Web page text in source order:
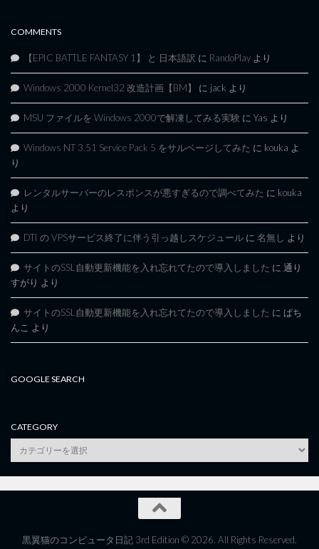
COMMENTS
【EPIC BATTLE FANTASY 1】 と 日本語訳 に RandoPlay より
Windows 2000 Kernel32 改造計画【BM】 に jack より
MSU ファイルを Windows 2000で解凍してみる実験 に Yas より
Windows NT 3.51 Service Pack 5 をサルベージしてみた に kouka よ
り
レンタルサーバーのレスポンスが悪すぎるので調べてみた に kouka
より
DTI の VPSサービス終了に伴う引っ越しスケジュール に 名無し より
サイトのSSL自動更新機能を入れ忘れてたので導入しました に 通り
すがり より
サイトのSSL自動更新機能を入れ忘れてたので導入しました に ぱち
んこ より
GOOGLE SEARCH
CATEGORY
category
黒翼猫のコンピュータ日記 3rd Edition © 2026. All Rights Reserved.